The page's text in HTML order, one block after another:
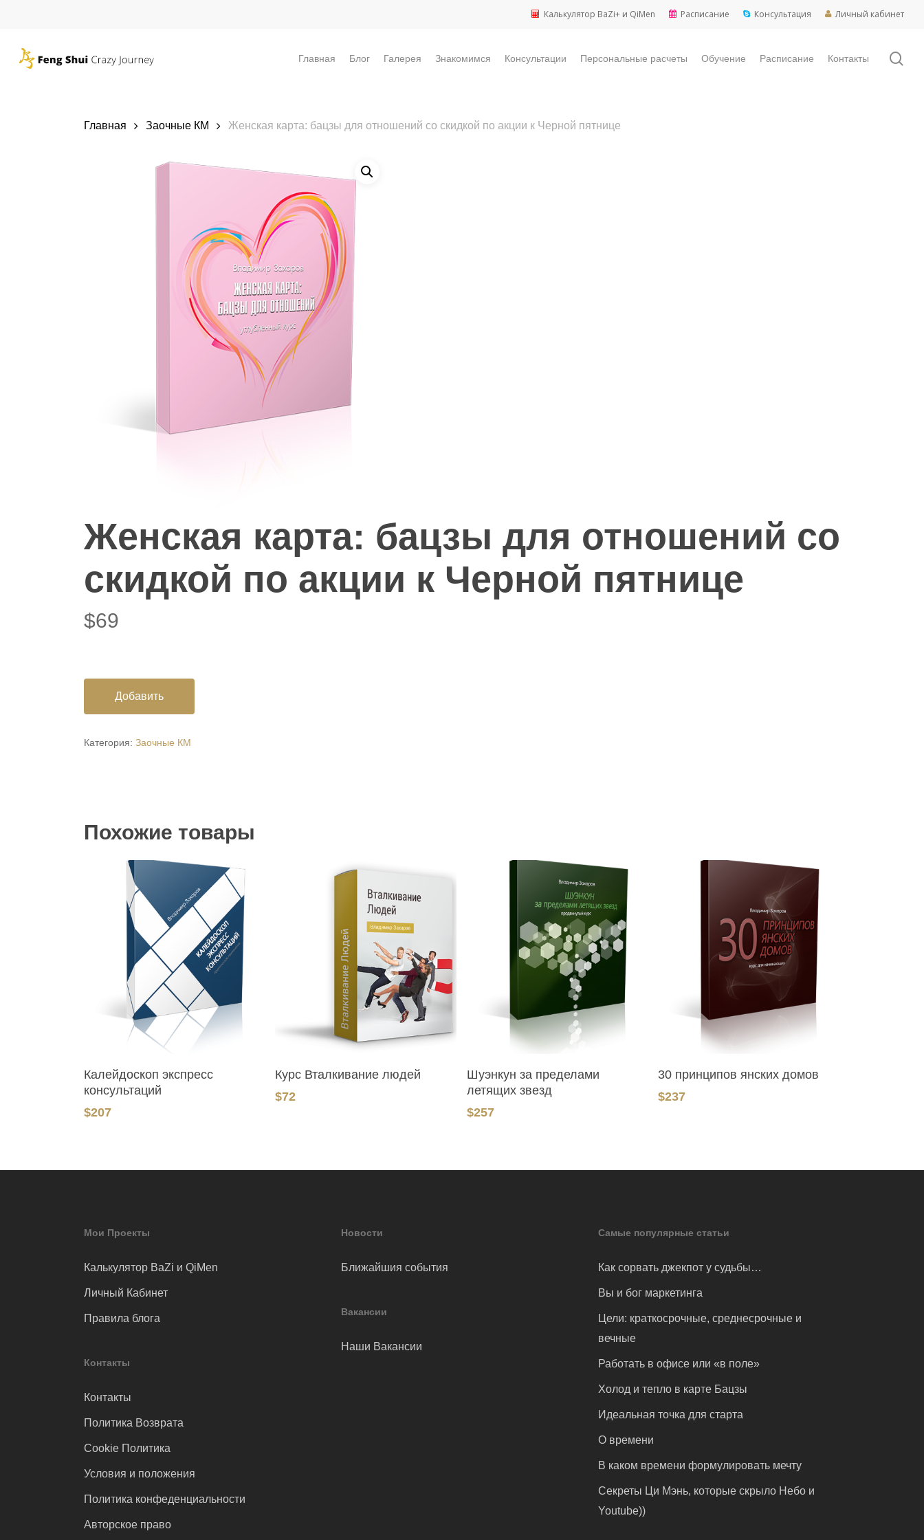
main
content
Калькулятор BaZi+ и QiMen Расписание Консультация Личный кабинет
Hit enter to search or ESC to close
Главная Блог Галерея Знакомимся Консультации Персональные расчеты Обучение Расписание Контакты
Главная Заочные КМ Женская карта: бацзы для отношений со скидкой по акции к Черной пятнице
Женская карта: бацзы для отношений со
скидкой по акции к Черной пятнице
$69
Добавить
Категория: Заочные КМ
Похожие товары
Калейдоскоп экспресс
консультаций
$207
Курс Вталкивание людей
$72
Шуэнкун за пределами
летящих звезд
$257
30 принципов янских домов
$237
Мои Проекты
Калькулятор BaZi и QiMen
Личный Кабинет
Правила блога
Контакты
Контакты
Политика Возврата
Cookie Политика
Условия и положения
Политика конфеденциальности
Авторское право
Новости
Ближайшия события
Вакансии
Наши Вакансии
Самые популярные статьи
Как сорвать джекпот у судьбы…
Вы и бог маркетинга
Цели: краткосрочные, среднесрочные и
вечные
Работать в офисе или «в поле»
Холод и тепло в карте Бацзы
Идеальная точка для старта
О времени
В каком времени формулировать мечту
Секреты Ци Мэнь, которые скрыло Небо и
Youtube))